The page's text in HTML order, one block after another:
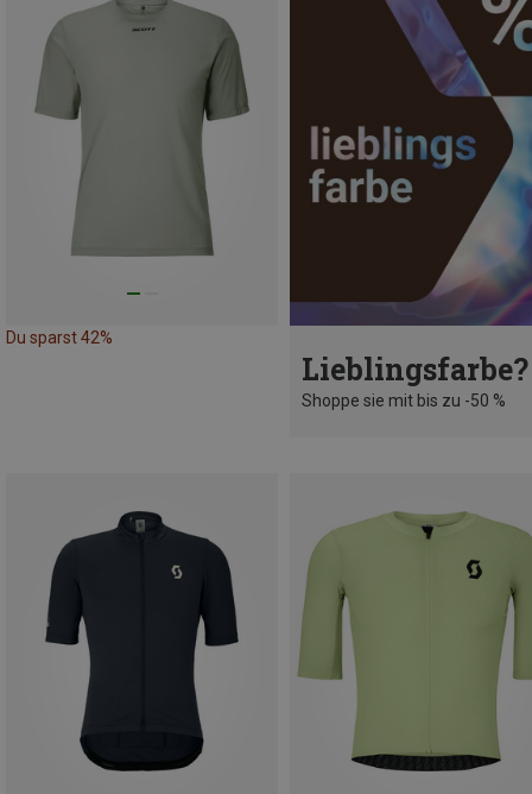
Du sparst 42%
Lieblingsfarbe?
Shoppe sie mit bis zu -50 %